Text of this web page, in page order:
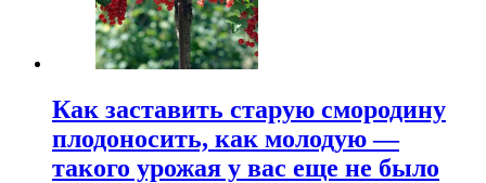
Как заставить старую смородину
плодоносить, как молодую —
такого урожая у вас еще не было